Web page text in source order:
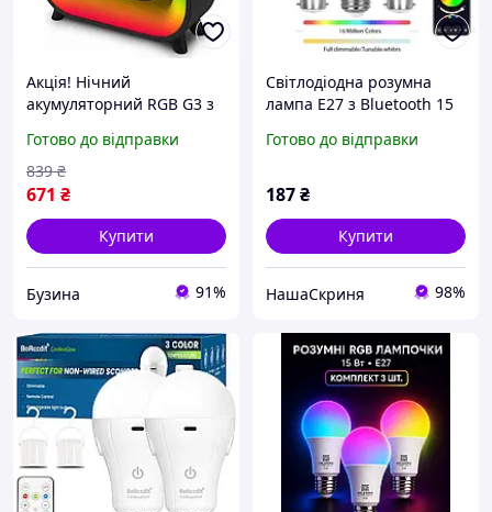
Акція! Нічний
акумуляторний RGB G3 з
15W Bluetooth колонка
Настільна смарт лампа
Black - За кращою ціною!
Готово до відправки
671 ₴
839 ₴
Купити
Бузина 91%
Світлодіодна розумна
лампа E27 з Bluetooth 15
керуванням через Smart
Готово до відправки
187₴
Купити
НашаСкриня 98%